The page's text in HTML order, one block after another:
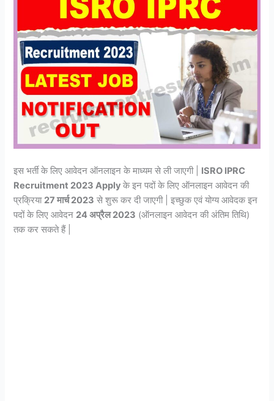
इस भर्ती के लिए आवेदन ऑनलाइन के माध्यम से ली जाएगी | ISRO IPRC
Recruitment 2023 Applyके इन पदों के लिए ऑनलाइन आवेदन की
प्रक्रिया 27 मार्च 2023 से शुरू कर दी जाएगी | इच्छुक एवं योग्य आवेदक इन
पदों के लिए आवेदन 24 अप्रैल 2023 (ऑनलाइन आवेदन की अंतिम तिथि)
तक कर सकते हैं |